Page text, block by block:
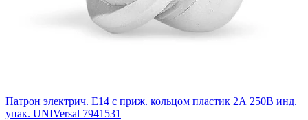
Патрон электрич. E14 с приж. кольцом пластик 2А 250В инд.
упак. UNIVersal 7941531